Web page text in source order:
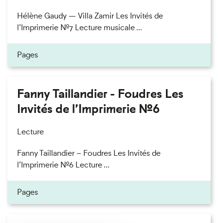
Hélène Gaudy — Villa Zamir Les Invités de
l’Imprimerie n°7 Lecture musicale ...
Pages
Fanny Taillandier - Foudres Les
Invités de l’Imprimerie n°6
Lecture
Fanny Taillandier – Foudres Les Invités de
l’Imprimerie n°6 Lecture ...
Pages